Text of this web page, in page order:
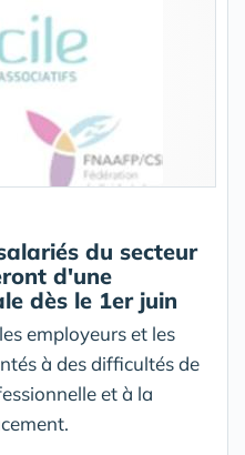
du secteur
d'une
dès le 1er juin
employeurs et les
à des difficultés de
et à la